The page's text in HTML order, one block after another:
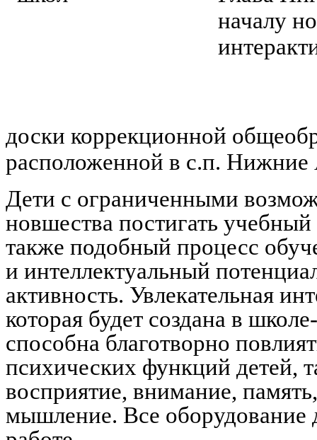
началу
доски коррекционной
расположенной в с.п. Нижние
Дети с ограниченными
новшества постигать
также подобный процесс
и интеллектуальный
активность. Увлекательная
которая будет создана в
способна благотворно
психических функций детей,
восприятие, внимание,
мышление. Все оборудование